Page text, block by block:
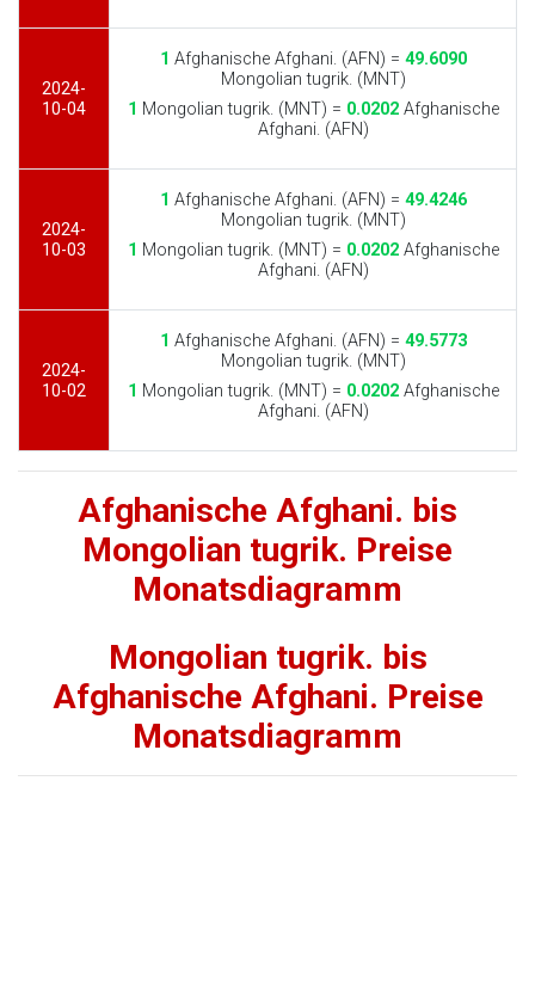
2024-
10-04
1 Afghanische Afghani. (AFN) = 49.6090
Mongolian tugrik. (MNT)
1 Mongolian tugrik. (MNT) = 0.0202Afghanische
Afghani. (AFN)
2024-
10-03
1 Afghanische Afghani. (AFN) = 49.4246
Mongolian tugrik. (MNT)
1 Mongolian tugrik. (MNT) = 0.0202Afghanische
Afghani. (AFN)
2024-
10-02
1 Afghanische Afghani. (AFN) = 49.5773
Mongolian tugrik. (MNT)
1 Mongolian tugrik. (MNT) = 0.0202Afghanische
Afghani. (AFN)
Afghanische Afghani. bis
Mongolian tugrik. Preise
Monatsdiagramm
Mongolian tugrik. bis
Afghanische Afghani. Preise
Monatsdiagramm